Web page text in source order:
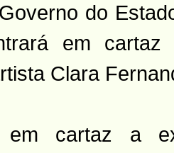
do
em cartaz
Clara
em cartaz a